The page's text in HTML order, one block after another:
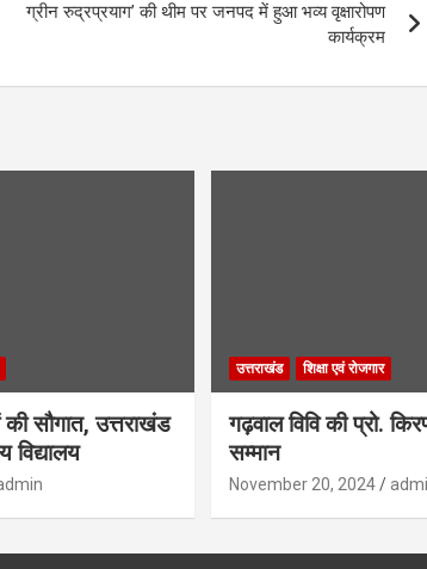
ग्रीन रुद्रप्रयाग’ की थीम पर जनपद में हुआ भव्य वृक्षारोपण
कार्यक्रम
सौगात, उत्तराखंड
उत्तराखंड शिक्षा एवं रोजगार
गढ़वाल विवि की प्रो.
सम्मान
November 20, 2024